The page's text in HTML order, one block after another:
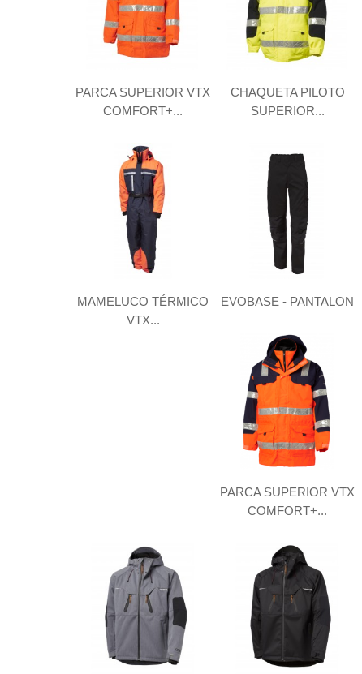
PARCA SUPERIOR VTX
COMFORT+...
CHAQUETA PILOTO
SUPERIOR...
MAMELUCO TÉRMICO
VTX...
EVOBASE - PANTALON
PARCA SUPERIOR VTX
COMFORT+...